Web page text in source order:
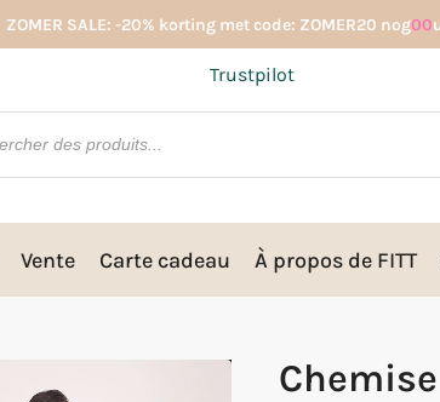
ZOMER SALE: -20% korting met code: ZOMER20 nog00
Trustpilot
Vente Carte cadeau À propos de FITT